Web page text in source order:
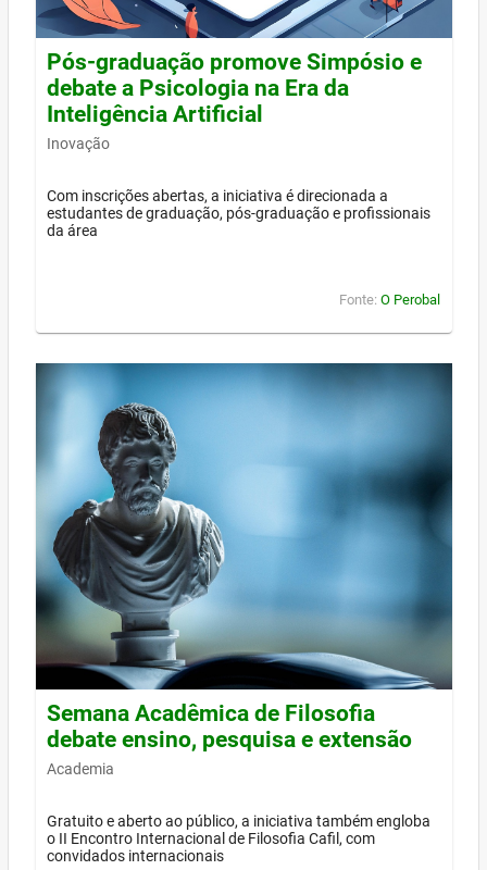
Pós-graduação promove Simpósio e
debate a Psicologia na Era da
Inteligência Artificial
Inovação
Com inscrições abertas, a iniciativa é direcionada a
estudantes de graduação, pós-graduação e profissionais
da área
Fonte: O Perobal
Semana Acadêmica de Filosofia
debate ensino, pesquisa e extensão
Academia
Gratuito e aberto ao público, a iniciativa também engloba
o II Encontro Internacional de Filosofia Cafil, com
convidados internacionais